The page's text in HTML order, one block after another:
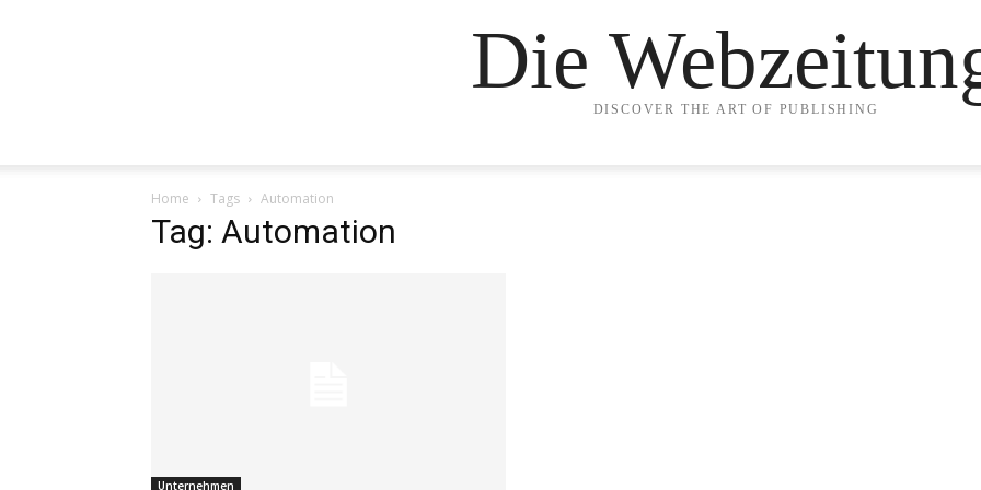
Die
DISCOVER THE ART OF PUBLISHING
Home Tags Automation
Tag: Automation
Unternehmen